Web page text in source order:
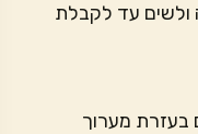
ולשים עד לקבלת
בעזרת מערוך